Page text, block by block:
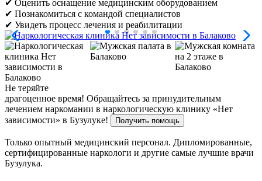
✔ Оценить оснащение медицинским оборудованием
✔ Познакомиться с командой специалистов
✔ Увидеть процесс лечения и реабилитации
Не теряйте
драгоценное время! Обращайтесь за принудительным
лечением наркомании в наркологическую клинику «Нет
зависимости» в Бузулуке!
Получить помощь
Только опытный медицинский персонал. Дипломированные,
сертифицированные наркологи и другие самые лучшие врачи
Бузулука.